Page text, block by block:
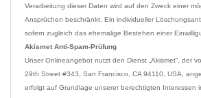
Verarbeitung dieser Daten wird auf den Zweck einer
Ansprüchen beschränkt. Ein individueller
Akismet Anti-Spam-Prüfung
Unser Onlineangebot nutzt den Dienst „Akismet“, der
29th Street #343, San Francisco, CA 94110, USA,
erfolgt auf Grundlage unserer berechtigten Interessen